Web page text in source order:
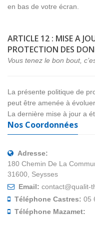
en bas de votre écran.
ARTICLE 12 : MISE A
PROTECTION DES
Vous tenez le bon bout,
La présente politique de
peut être amenée à évoluer.
La dernière mise à jour a
Nos Coordonnées
Adresse:
180 Chemin De La
31600, Seysses
Email: contact@qualit-
Téléphone Castres: 05
Téléphone Mazamet: